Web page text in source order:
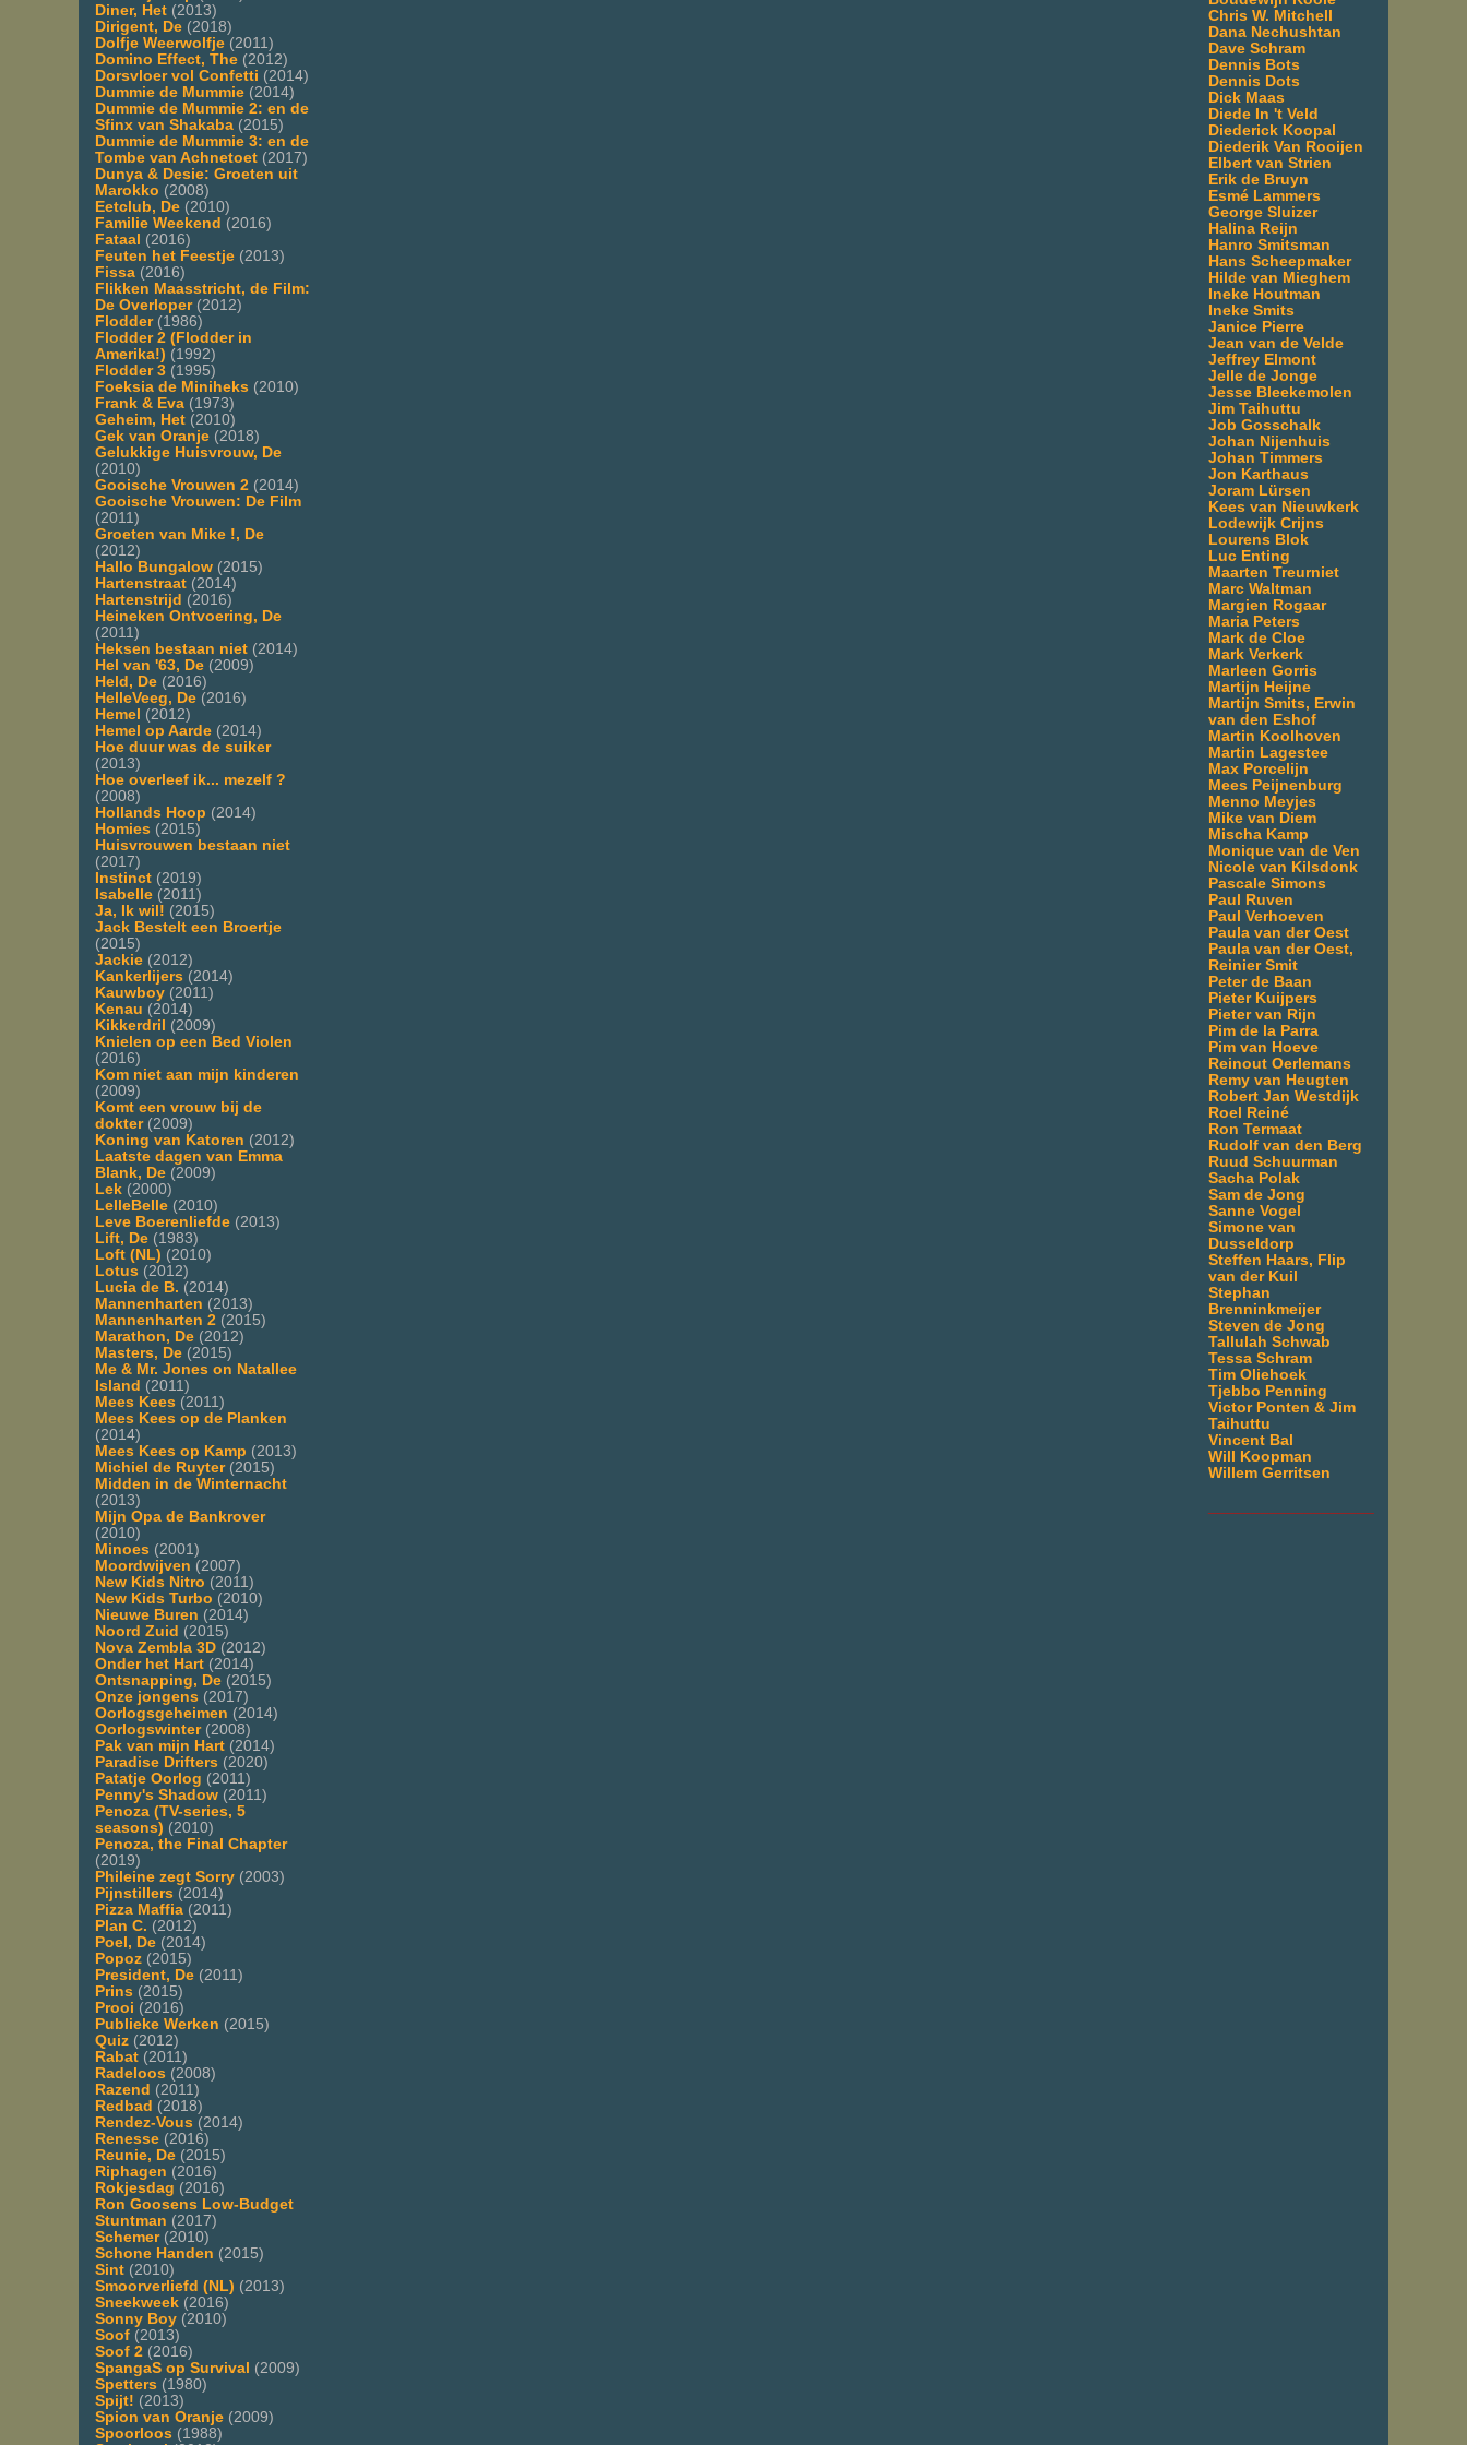
Diner, Het (2013)
Dirigent, De (2018)
Dolfje Weerwolfje (2011)
Domino Effect, The (2012)
Dorsvloer vol Confetti (2014)
Dummie de Mummie (2014)
Dummie de Mummie 2: en de
Sfinx van Shakaba (2015)
Dummie de Mummie 3: en de
Tombe van Achnetoet (2017)
Dunya & Desie: Groeten uit
Marokko (2008)
Eetclub, De (2010)
Familie Weekend (2016)
Fataal (2016)
Feuten het Feestje (2013)
Fissa (2016)
Flikken Maasstricht, de Film:
De Overloper(2012)
Flodder(1986)
Flodder 2 (Flodder in
Amerika!) (1992)
Flodder 3 (1995)
Foeksia de Miniheks (2010)
Frank & Eva (1973)
Geheim, Het (2010)
Gek van Oranje (2018)
Gelukkige Huisvrouw, De
(2010)
Gooische Vrouwen 2 (2014)
Gooische Vrouwen: De Film
(2011)
Groeten van Mike !, De
(2012)
Hallo Bungalow (2015)
Hartenstraat (2014)
Hartenstrijd (2016)
Heineken Ontvoering, De
(2011)
Heksen bestaan niet (2014)
Hel van '63, De (2009)
Held, De (2016)
HelleVeeg, De (2016)
Hemel (2012)
Hemel op Aarde (2014)
Hoe duur was de suiker
(2013)
Hoe overleef ik... mezelf ?
(2008)
Hollands Hoop (2014)
Homies (2015)
Huisvrouwen bestaan niet
(2017)
Instinct (2019)
Isabelle (2011)
Ja, Ik wil! (2015)
Jack Bestelt een Broertje
(2015)
Jackie (2012)
Kankerlijers (2014)
Kauwboy (2011)
Kenau (2014)
Kikkerdril
(2009)
Knielen op een Bed Violen
(2016)
Kom niet aan mijn kinderen
(2009)
Komt een vrouw bij de
dokter(2009)
Koning van Katoren (2012)
Laatste dagen van Emma
Blank, De (2009)
Lek (2000)
LelleBelle (2010)
Leve Boerenliefde (2013)
Lift, De (1983)
Loft (NL) (2010)
Lotus (2012)
Lucia de B. (2014)
Mannenharten (2013)
Mannenharten 2 (2015)
Marathon, De (2012)
Masters, De (2015)
Me & Mr. Jones on Natallee
Island (2011)
Mees Kees (2011)
Mees Kees op de Planken
(2014)
Mees Kees op Kamp (2013)
Michiel de Ruyter(2015)
Midden in de Winternacht
(2013)
Mijn Opa de Bankrover
(2010)
Minoes (2001)
Moordwijven (2007)
New Kids Nitro (2011)
New Kids Turbo (2010)
Nieuwe Buren (2014)
Noord Zuid (2015)
Nova Zembla 3D (2012)
Onder het Hart (2014)
Ontsnapping, De (2015)
Onze jongens (2017)
Oorlogsgeheimen (2014)
Oorlogswinter(2008)
Pak van mijn Hart (2014)
Paradise Drifters (2020)
Patatje Oorlog (2011)
Penny's Shadow (2011)
Penoza (TV-series, 5
seasons) (2010)
Penoza, the Final Chapter
(2019)
Phileine zegt Sorry (2003)
Pijnstillers (2014)
Pizza Maffia (2011)
Plan C. (2012)
Poel, De (2014)
Popoz (2015)
President, De (2011)
Prins (2015)
Prooi (2016)
Publieke Werken (2015)
Quiz (2012)
Rabat (2011)
Radeloos (2008)
Razend (2011)
Redbad (2018)
Rendez-Vous (2014)
Renesse (2016)
Reunie, De (2015)
Riphagen (2016)
Rokjesdag (2016)
Ron Goosens Low-Budget
Stuntman (2017)
Schemer(2010)
Schone Handen (2015)
Sint (2010)
Smoorverliefd (NL) (2013)
Sneekweek (2016)
Sonny Boy (2010)
Soof (2013)
Soof 2 (2016)
SpangaS op Survival (2009)
Spetters (1980)
Spijt! (2013)
Spion van Oranje (2009)
Spoorloos (1988)
Chris W. Mitchell
Dana Nechushtan
Dave Schram
Dennis Bots
Dennis Dots
Dick Maas
Diede In 't Veld
Diederick Koopal
Diederik Van Rooijen
Elbert van Strien
Erik de Bruyn
Esmé Lammers
George Sluizer
Halina Reijn
Hanro Smitsman
Hans Scheepmaker
Hilde van Mieghem
Ineke Houtman
Ineke Smits
Janice Pierre
Jean van de Velde
Jeffrey Elmont
Jelle de Jonge
Jesse Bleekemolen
Jim Taihuttu
Job Gosschalk
Johan Nijenhuis
Johan Timmers
Jon Karthaus
Joram Lürsen
Kees van Nieuwkerk
Lodewijk Crijns
Lourens Blok
Luc Enting
Maarten Treurniet
Marc Waltman
Margien Rogaar
Maria Peters
Mark de Cloe
Mark Verkerk
Marleen Gorris
Martijn Heijne
Martijn Smits, Erwin
van den Eshof
Martin Koolhoven
Martin Lagestee
Max Porcelijn
Mees Peijnenburg
Menno Meyjes
Mike van Diem
Mischa Kamp
Monique van de Ven
Nicole van Kilsdonk
Pascale Simons
Paul Ruven
Paul Verhoeven
Paula van der Oest
Paula van der Oest,
Reinier Smit
Peter de Baan
Pieter Kuijpers
Pieter van Rijn
Pim de la Parra
Pim van Hoeve
Reinout Oerlemans
Remy van Heugten
Robert Jan Westdijk
Roel Reiné
Ron Termaat
Rudolf van den Berg
Ruud Schuurman
Sacha Polak
Sam de Jong
Sanne Vogel
Simone van
Dusseldorp
Steffen Haars, Flip
van der Kuil
Stephan
Brenninkmeijer
Steven de Jong
Tallulah Schwab
Tessa Schram
Tim Oliehoek
Tjebbo Penning
Victor Ponten & Jim
Taihuttu
Vincent Bal
Will Koopman
Willem Gerritsen